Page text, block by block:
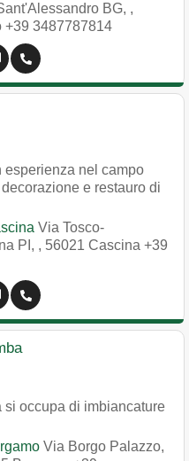
BG, ,
+39 3487787814
esperienza nel campo
e restauro di
Via Tosco-
PI, , 56021 Cascina +39
si occupa di imbiancature
Via Borgo Palazzo,